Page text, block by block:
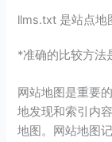
llms.txt 是站点地
*准确的比较方法
网站地图是重要
地发现和索引内
地图。网站地图